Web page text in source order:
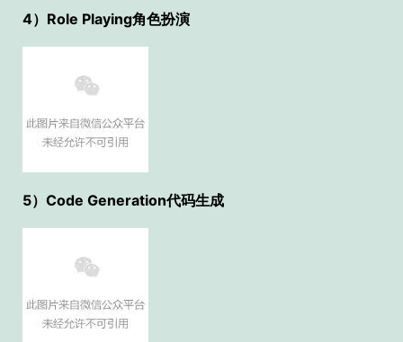
4）Role Playing角色扮演
5）Code Generation代码生成